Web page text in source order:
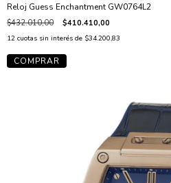
Reloj Guess Enchantment GW0764L2
$432.010,00 $410.410,00
12 cuotas sin interés de $34.200,83